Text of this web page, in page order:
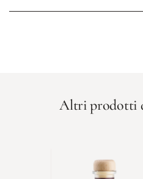
Altri prodotti